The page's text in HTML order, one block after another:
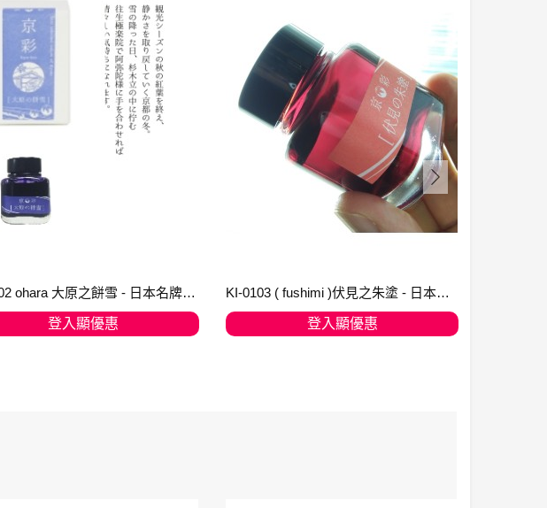
KI-0102 ohara 大原之餅雪 - 日本名牌京彩樽裝鋼筆墨水40ml
登入顯優惠
KI-0103 ( fushimi )伏見之朱塗 - 日本名牌京彩樽裝鋼筆墨水40ml
登入顯優惠